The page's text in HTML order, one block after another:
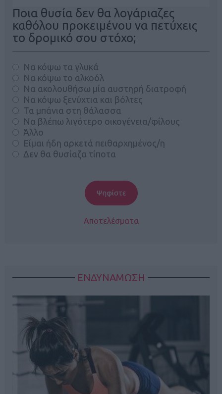
Ποια θυσία δεν θα λογάριαζες
καθόλου προκειμένου να πετύχεις
το δρομικό σου στόχο;
Να κόψω τα γλυκά
Να κόψω το αλκοόλ
Να ακολουθήσω μία αυστηρή διατροφή
Να κόψω ξενύχτια και βόλτες
Τα μπάνια στη θάλασσα
Να βλέπω λιγότερο οικογένεια/φίλους
Άλλο
Είμαι ήδη αρκετά πειθαρχημένος/η
Δεν θα θυσίαζα τίποτα
Αποτελέσματα
ΕΝΔΥΝΑΜΩΣΗ